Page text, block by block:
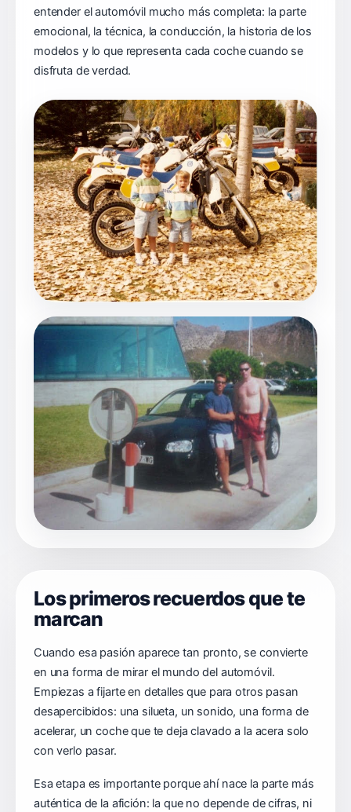
entender el automóvil mucho más completa: la parte
emocional, la técnica, la conducción, la historia de los
modelos y lo que representa cada coche cuando se
disfruta de verdad.
Los primeros recuerdos que te
marcan
Cuando esa pasión aparece tan pronto, se convierte
en una forma de mirar el mundo del automóvil.
Empiezas a fijarte en detalles que para otros pasan
desapercibidos: una silueta, un sonido, una forma de
acelerar, un coche que te deja clavado a la acera solo
con verlo pasar.
Esa etapa es importante porque ahí nace la parte más
auténtica de la afición: la que no depende de cifras, ni